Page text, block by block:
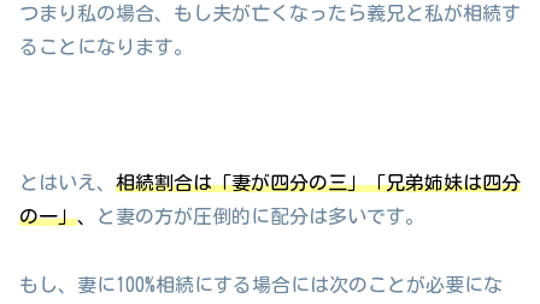
つまり私の場合、もし夫が亡くなったら義兄と私が相続す
ることになります。
とはいえ、 相続割合は「妻が四分の三」「兄弟姉妹は四分
の一」、 と妻の方が圧倒的に配分は多いです。
もし、妻に100%相続にする場合には次のことが必要にな